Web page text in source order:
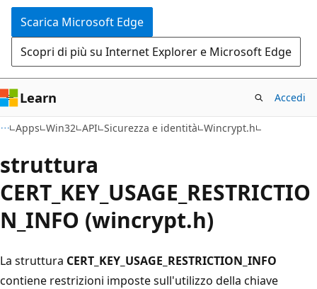
Scarica Microsoft Edge
Scopri di più su Internet Explorer e Microsoft Edge
Learn Accedi
Apps Win32 API Sicurezza e identità Wincrypt.h
struttura
CERT_KEY_USAGE_RESTRICTIO
N_INFO (wincrypt.h)
La struttura CERT_KEY_USAGE_RESTRICTION_INFO
contiene restrizioni imposte sull'utilizzo della chiave